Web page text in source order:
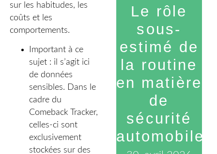
sur les habitudes, les
coûts et les
comportements.
Important à ce
sujet : il s’agit ici
de données
sensibles. Dans le
cadre du
Comeback Tracker,
celles-ci sont
exclusivement
stockées sur des
Le rôle
sous-
estimé de
la routine
en matière
de
sécurité
automobile